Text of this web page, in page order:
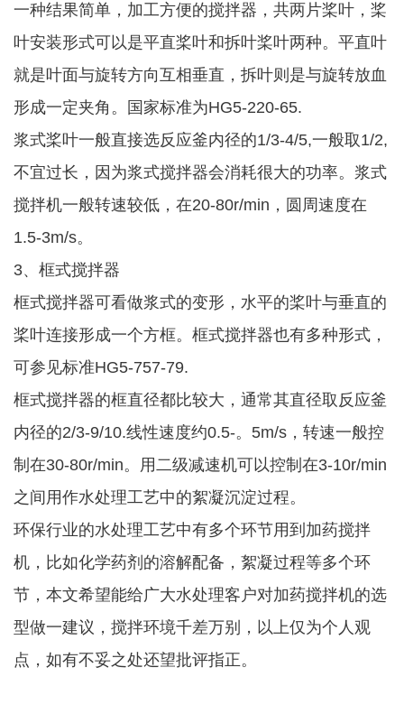
一种结果简单，加工方便的搅拌器，共两片桨叶，桨
叶安装形式可以是平直桨叶和拆叶桨叶两种。平直叶
就是叶面与旋转方向互相垂直，拆叶则是与旋转放血
形成一定夹角。国家标准为HG5-220-65.
浆式桨叶一般直接选反应釜内径的1/3-4/5,一般取1/2,
不宜过长，因为浆式搅拌器会消耗很大的功率。浆式
搅拌机一般转速较低，在20-80r/min，圆周速度在
1.5-3m/s。
3、框式搅拌器
框式搅拌器可看做浆式的变形，水平的桨叶与垂直的
桨叶连接形成一个方框。框式搅拌器也有多种形式，
可参见标准HG5-757-79.
框式搅拌器的框直径都比较大，通常其直径取反应釜
内径的2/3-9/10.线性速度约0.5-。5m/s，转速一般控
制在30-80r/min。用二级减速机可以控制在3-10r/min
之间用作水处理工艺中的絮凝沉淀过程。
环保行业的水处理工艺中有多个环节用到加药搅拌
机，比如化学药剂的溶解配备，絮凝过程等多个环
节，本文希望能给广大水处理客户对加药搅拌机的选
型做一建议，搅拌环境千差万别，以上仅为个人观
点，如有不妥之处还望批评指正。